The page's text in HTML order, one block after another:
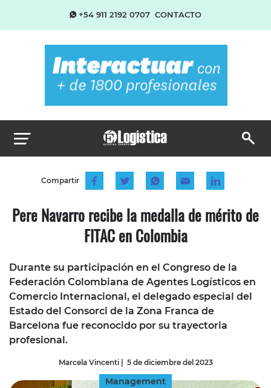
+54 911 2192 0707 CONTACTO
Compartir
Pere Navarro recibe la medalla de mérito de
FITAC en Colombia
Durante su participación en el Congreso de la
Federación Colombiana de Agentes Logísticos en
Comercio Internacional, el delegado especial del
Estado del Consorci de la Zona Franca de
Barcelona fue reconocido por su trayectoria
profesional.
Marcela Vincenti| 5 de diciembre del 2023
Management